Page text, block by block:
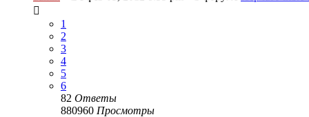
1
2
3
4
5
6
82 Ответы
880960 Просмотры